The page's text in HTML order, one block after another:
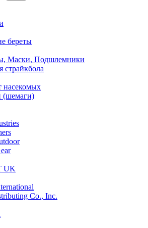
береты
Маски, Подшлемники
страйкбола
насекомых
(шемаги)
UK
Co., Inc.